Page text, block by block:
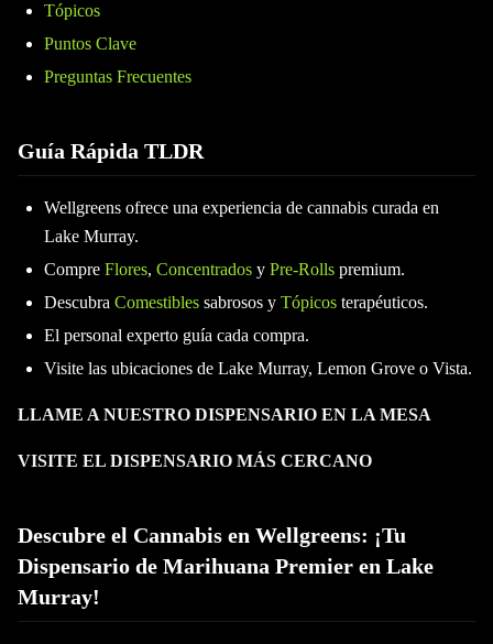
Tópicos
Puntos Clave
Preguntas Frecuentes
Guía Rápida TLDR
Wellgreens ofrece una experiencia de cannabis curada en
Lake Murray.
Compre Flores, Concentrados y Pre-Rolls premium.
Descubra Comestibles sabrosos y Tópicos terapéuticos.
El personal experto guía cada compra.
Visite las ubicaciones de Lake Murray, Lemon Grove o Vista.
LLAME A NUESTRO DISPENSARIO EN LA MESA
VISITE EL DISPENSARIO MÁS CERCANO
Descubre el Cannabis en Wellgreens: ¡Tu
Dispensario de Marihuana Premier en Lake
Murray!